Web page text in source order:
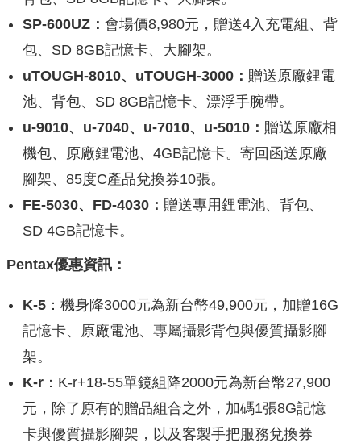
SP-600UZ： 會場價8,980元，贈送4入充電組、背
包、SD 8GB記憶卡、大腳架。
uTOUGH-8010、uTOUGH-3000： 贈送原廠鋰電
池、背包、SD 8GB記憶卡、漂浮手腕帶。
u-9010、u-7040、u-7010、u-5010： 贈送原廠相
機包、原廠鋰電池、4GB記憶卡。寄回函送原廠
腳架、85度C產品兌換券10張。
FE-5030、FD-4030： 贈送專用鋰電池、背包、
SD 4GB記憶卡。
Pentax優惠資訊：
K-5 ：機身降3000元為新台幣49,900元，加贈16G
記憶卡、原廠電池、專屬攝影背包與優質攝影腳
架。
K-r ：K-r+18-55單鏡組降2000元為新台幣27,900
元，除了原有的贈品組合之外，加碼1張8G記憶
卡與優質攝影腳架，以及客製手把服務兌換券